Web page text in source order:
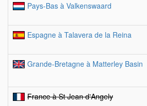
Pays-Bas à Valkenswaard
Espagne à Talavera de la Reina
Grande-Bretagne à Matterley Basin
France à St Jean d'Angely